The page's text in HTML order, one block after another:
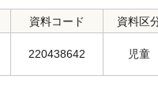
資料コード 資料区
220438642 児童